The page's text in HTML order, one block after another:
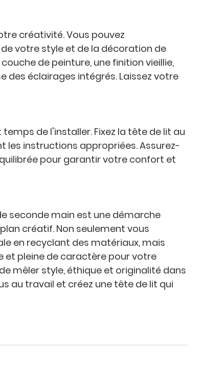
créativité. Vous pouvez
votre style et de la décoration de
de peinture, une finition vieillie,
des éclairages intégrés. Laissez votre
de l'installer. Fixez la tête de lit au
les instructions appropriées. Assurez-
pour garantir votre confort et
seconde main est une démarche
créatif. Non seulement vous
en recyclant des matériaux, mais
et pleine de caractère pour votre
mêler style, éthique et originalité dans
au travail et créez une tête de lit qui